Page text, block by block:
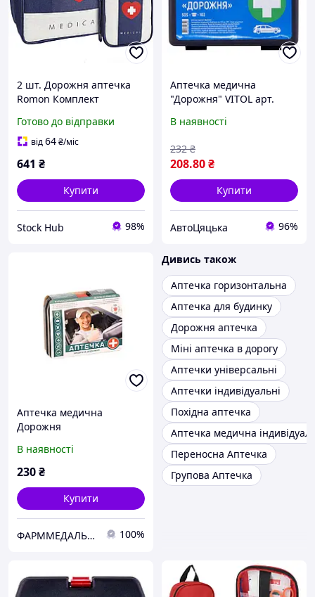
2 шт. Дорожня аптечка
Romon Комплект
медичного органайзера
Готово до відправки
від64₴/міс
641 ₴
Купити
Stock Hub 98%
Аптечка медична
"Дорожня" VITOL арт.
В наявності
208.80₴
232 ₴
Купити
АвтоЦяцька 96%
Аптечка медична
Дорожня
В наявності
230₴
Купити
ФАРММЕДАЛЬЯНС │ АПТЕЧКИ В УКРАЇНІ 100%
Дивись також
Аптечка горизонтальна
Аптечка для будинку
Дорожня аптечка
Міні аптечка в дорогу
Аптечки універсальні
Аптечки індивідуальні
Похідна аптечка
Аптечка медична
Переносна Аптечка
Групова Аптечка